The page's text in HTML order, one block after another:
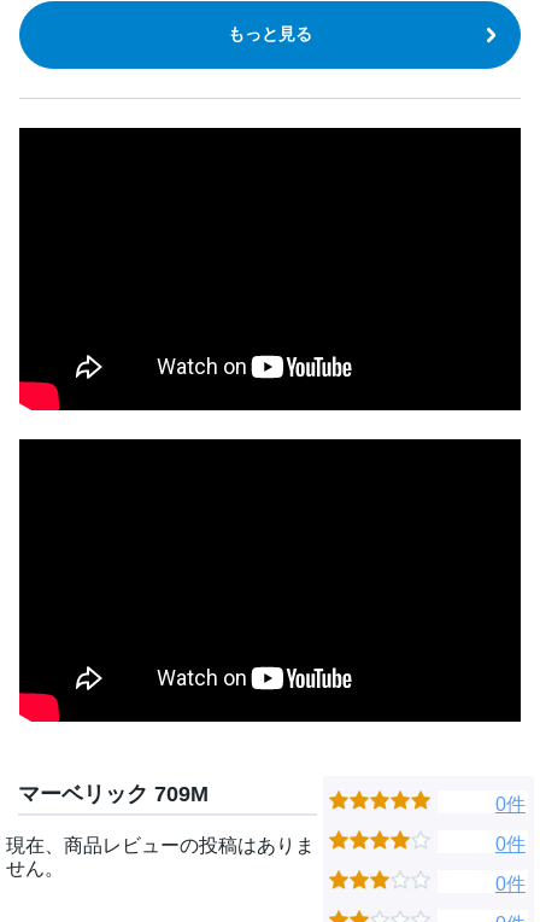
もっと見る
マーベリック 709M
現在、商品レビューの投稿はありま
せん。
0件
0件
0件